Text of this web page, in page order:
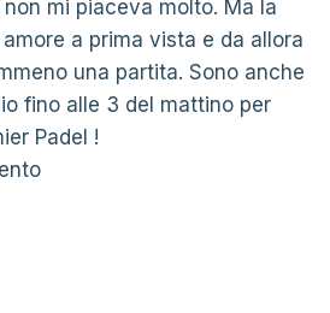
mi piaceva molto. Ma la
a prima vista e da allora
una partita. Sono anche
fino alle 3 del mattino per
Padel !